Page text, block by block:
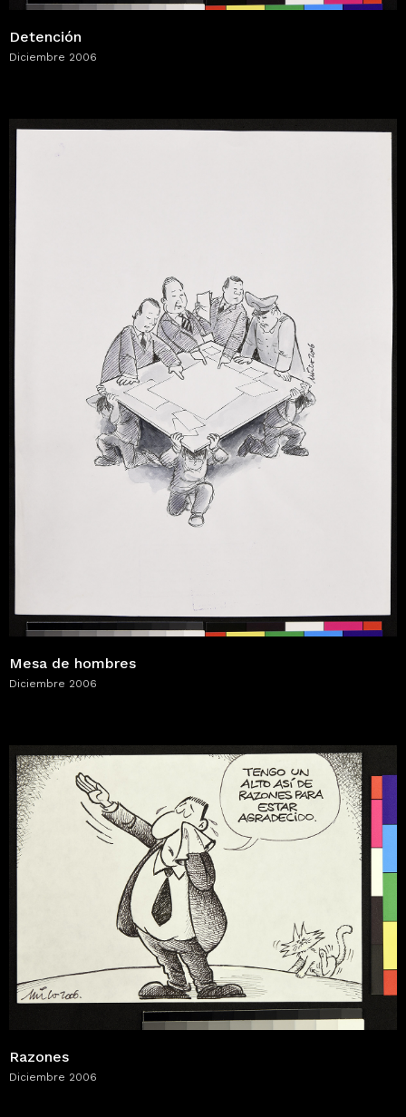
Detención
Diciembre 2006
Mesa de hombres
Diciembre 2006
Razones
Diciembre 2006